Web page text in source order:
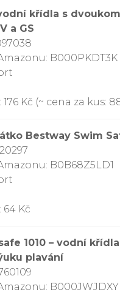
křídla s
a GS
B000PKDT3K
Kč (~ cena za kus:
Bestway Swim
B0B68Z5LD1
Kč
1010 – vodní
plavání
B000JWJDXY